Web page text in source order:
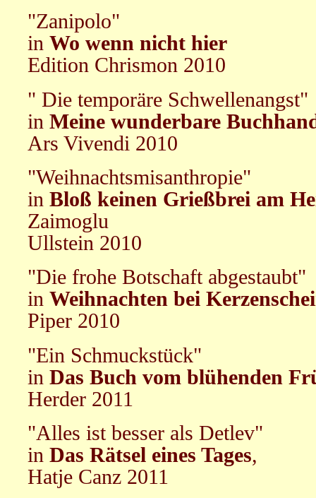
"Zanipolo"
in Wo wenn nicht hier
Edition Chrismon 2010
" Die temporäre Schwellenangst"
in Meine wunderbare
Ars Vivendi 2010
"Weihnachtsmisanthropie"
in Bloß keinen Grießbrei am
Zaimoglu
Ullstein 2010
"Die frohe Botschaft abgestaubt"
in Weihnachten bei
Piper 2010
"Ein Schmuckstück"
in Das Buch vom blühenden
Herder 2011
"Alles ist besser als Detlev"
in Das Rätsel eines Tages,
Hatje Canz 2011